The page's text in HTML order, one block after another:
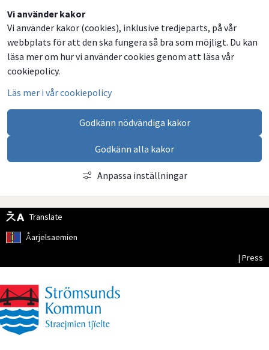
Vi använder kakor
Vi använder kakor (cookies), inklusive tredjeparts, på vår
webbplats för att den ska fungera så bra som möjligt. Du kan
läsa mer om hur vi använder cookies genom att läsa vår
cookiepolicy.
Läs mer i vår cookiepolicy
Godkänn nödvändiga kakor
Godkänn alla kakor
Anpassa inställningar
Translate
Åarjelsaemien
| Press
Dela
på
Facebook
Dela
på
Twitter
Dela
på
LinkedIn
Dela
via
email